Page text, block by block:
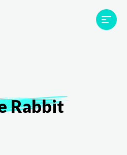
Proyectos
Testimonios
Rabbit